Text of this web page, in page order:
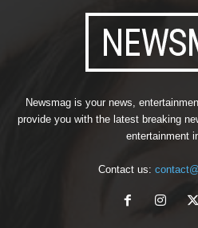
Newsmag is your news,
provide you with the latest breaking
entertainment
Contact us: